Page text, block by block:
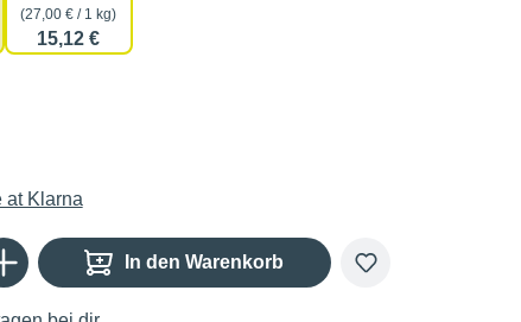
(27,00 € / 1 kg)
15,12 €
den gewünschten Wert ein oder benutze die Schaltflächen um die Anzahl zu
In den Warenkorb